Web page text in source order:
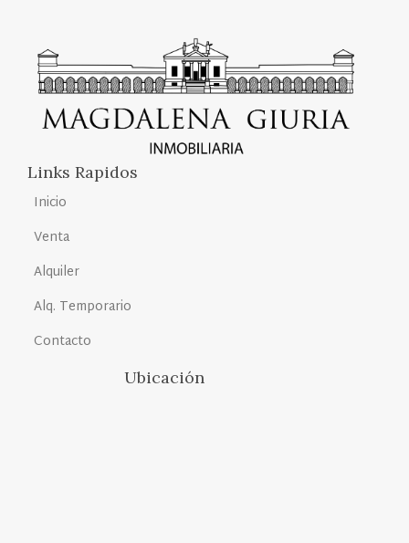
Links Rapidos
Inicio
Venta
Alquiler
Alq. Temporario
Contacto
Ubicación